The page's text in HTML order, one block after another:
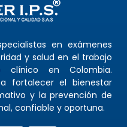
en exámenes
y salud en el trabajo
clínico en Colombia.
fortalecer el bienestar
y la prevención de
confiable y oportuna.